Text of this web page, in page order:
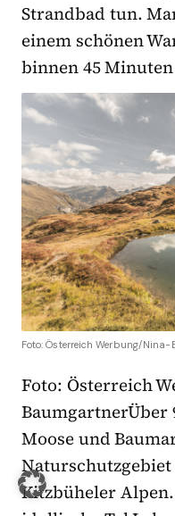
Strandbad tun.
einem schönen
binnen 45
Foto: Österreich Werbung/
Foto: Österreich
BaumgartnerÜber
Moose und
Kitzbüheler